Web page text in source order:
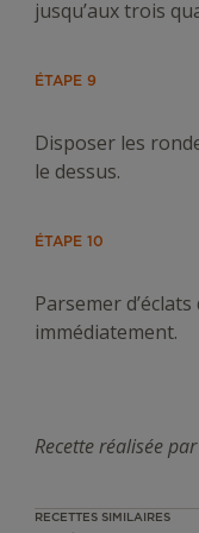
jusqu’aux trois
ÉTAPE 9
Disposer les
le dessus.
ÉTAPE 10
Parsemer
immédiatement.
Recette réalisée
RECETTES SIMILAIRES